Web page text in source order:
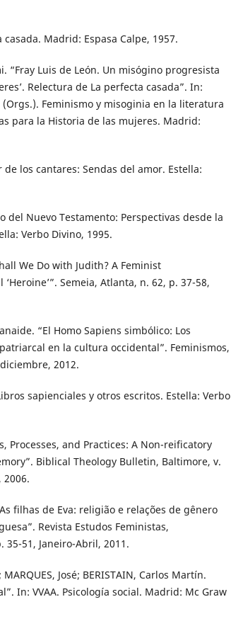
casada. Madrid: Espasa Calpe, 1957.
“Fray Luis de León. Un misógino progresista
Relectura de La perfecta casada”. In:
(Orgs.). Feminismo y misoginia en la literatura
para la Historia de las mujeres. Madrid:
de los cantares: Sendas del amor. Estella:
del Nuevo Testamento: Perspectivas desde la
Verbo Divino, 1995.
We Do with Judith? A Feminist
Semeia, Atlanta, n. 62, p. 37-58,
“El Homo Sapiens simbólico: Los
en la cultura occidental”. Feminismos,
2012.
sapienciales y otros escritos. Estella: Verbo
Processes, and Practices: A Non-reificatory
Biblical Theology Bulletin, Baltimore, v.
2006.
filhas de Eva: religião e relações de gênero
Revista Estudos Feministas,
35-51, Janeiro-Abril, 2011.
MARQUES, José; BERISTAIN, Carlos Martín.
In: VVAA. Psicología social. Madrid: Mc Graw